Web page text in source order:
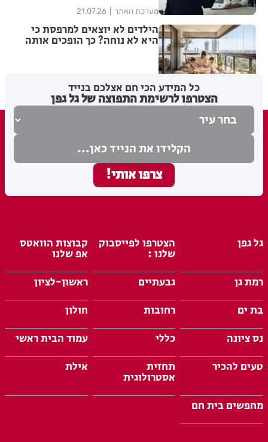
מערכת האתר 21.07.26
הילדים לא יוצאים למרפסת כי
היא לא נוחה? כך הופכים אותה
כל המידע הכי חם אצלכם בנייד
הצטרפו לרשימת התפוצה של גל גפן
גל גפן הצטרפו לפייסבוק
שלנו :
קבוצות הוואטס
אפ שלנו
רמת גן
גבעתיים
ראשון-לציון
בת ים
רחובות
חולון
נס ציונה
כללי
עמוד הבית ראשי
טעים להכיר
תחזית
אסטרולוגית
אילת
מחפשים בית חם